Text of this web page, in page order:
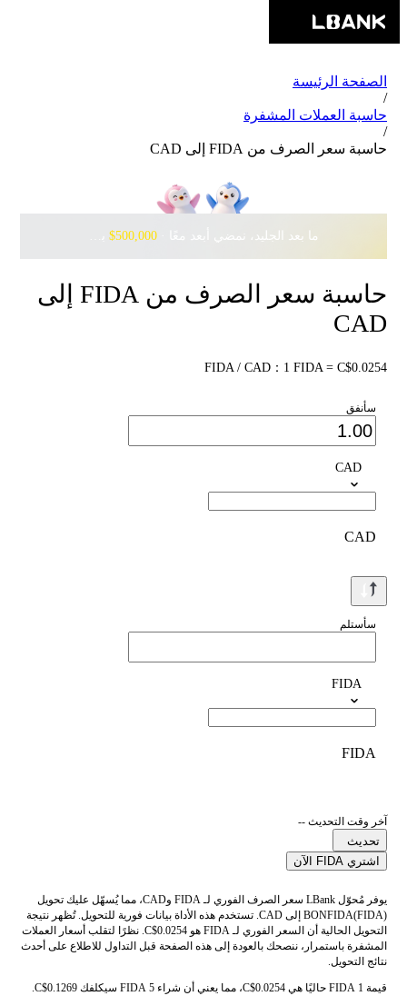
الصفحة الرئيسة
/
حاسبة العملات المشفرة
/
حاسبة سعر الصرف من FIDA إلى CAD
ما بعد الجليد، نمضي أبعد معًا · ‎ $500,000بانتظارك مع Pudgy Penguins
حاسبة سعر الصرف من FIDA إلى
CAD
FIDA / CAD：1 FIDA = C$0.0254
سأنفق
CAD
CAD
سأستلم
FIDA
FIDA
آخر وقت التحديث --
تحديث
اشتري FIDA الآن
يوفر مُحوّل LBank سعر الصرف الفوري لـ FIDA وCAD، مما يُسهّل عليك تحويل
BONFIDA(FIDA) إلى CAD. تستخدم هذه الأداة بيانات فورية للتحويل. تُظهر نتيجة
التحويل الحالية أن السعر الفوري لـ FIDA هو C$0.0254. نظرًا لتقلب أسعار العملات
المشفرة باستمرار، ننصحك بالعودة إلى هذه الصفحة قبل التداول للاطلاع على أحدث
نتائج التحويل.
قيمة 1 FIDA حاليًا هي C$0.0254، مما يعني أن شراء 5 FIDA سيكلفك C$0.1269.